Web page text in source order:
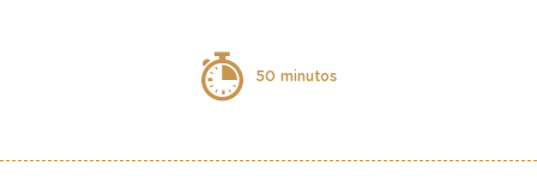
50 minutos